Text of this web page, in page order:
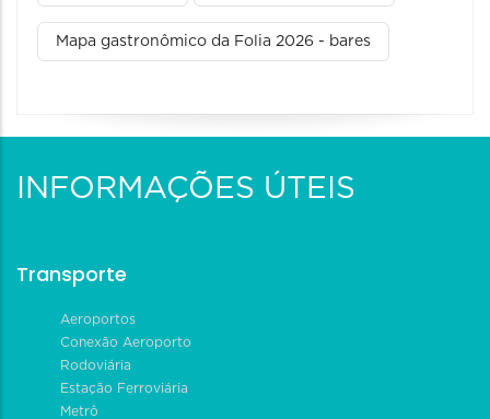
Mapa gastronômico da Folia 2026 - bares
INFORMAÇÕES ÚTEIS
Transporte
Aeroportos
Conexão Aeroporto
Rodoviária
Estação Ferroviária
Metrô